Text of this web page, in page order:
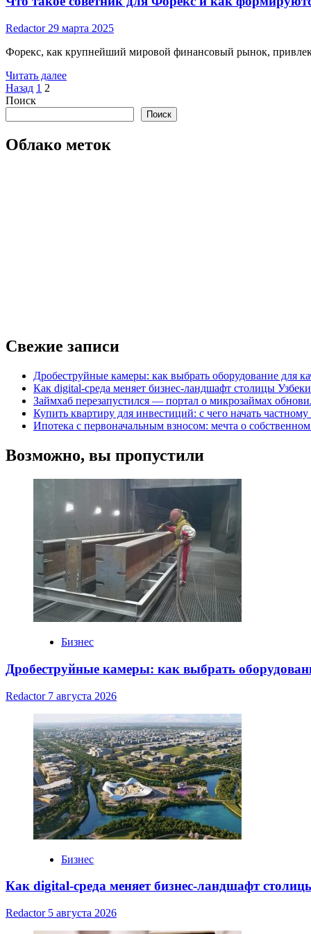
Redactor 29 марта 2025
Форекс, как крупнейший мировой финансовый рынок,
Читать далееRead
такое
для
Пагинация
записей
Назад 1 2
Поиск
Поиск
Облако меток
Свежие записи
Дробеструйные камеры: как выбрать оборудование для
Как digital-среда меняет бизнес-ландшафт столицы
Займхаб перезапустился — портал о микрозаймах
Купить квартиру для инвестиций: с чего начать
Ипотека с первоначальным взносом: мечта о
Возможно, вы пропустили
Бизнес
Дробеструйные камеры: как выбрать
Redactor 7 августа 2026
Бизнес
Как digital-среда меняет бизнес-ландшафт
Redactor 5 августа 2026